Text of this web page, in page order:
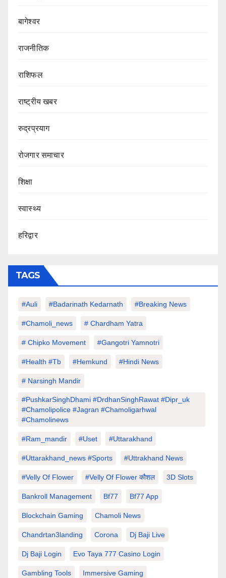
बागेश्वर
राजनीतिक
राशिफल
राष्ट्रीय खबर
रुद्रप्रयाग
रोजगार समाचार
शिक्षा
स्वास्थ्य
हरिद्वार
TAGS
#auli #Badarinath Kedarnath #Breaking News
#chamoli_news # Chardham Yatra
# Chipko Movement #Gangotri Yamnotri
#Health #tb #hemkund #hindi News
# Narsingh Mandir
#PushkarSinghDhami #drdhanSinghRawat #dipr_uk
#chamolipolice #Jagran #chamoligarhwal
#chamolinews
#Ram_mandir #uset #uttarakhand
#Uttarakhand_news #sports #Uttrakhand News
#velly Of Flower #velly Of Flower कौशल 3D Slots
Bankroll Management Bf77 Bf77 App
Blockchain Gaming Chamoli News
Chandrtan3landing Corona Dj Baji Live
Dj Baji Login Evo Taya 777 Casino Login
Gambling Tools Immersive Gaming